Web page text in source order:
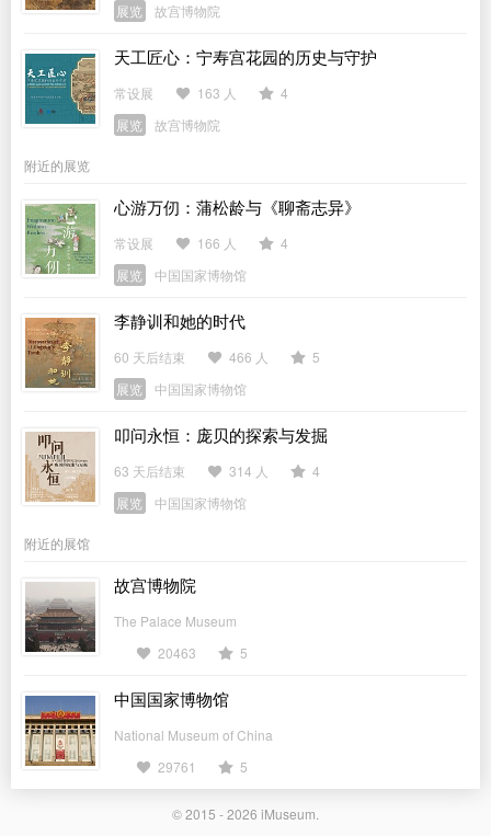
展览
故宫博物院
天工匠心：宁寿宫花园的历史与守护
常设展 163 人
4
展览
故宫博物院
附近的展览
心游万仞：蒲松龄与《聊斋志异》
常设展 166 人
4
展览
中国国家博物馆
李静训和她的时代
60 天后结束 466 人
5
展览
中国国家博物馆
叩问永恒：庞贝的探索与发掘
63 天后结束 314 人
4
展览
中国国家博物馆
附近的展馆
故宫博物院
The Palace Museum
20463
5
中国国家博物馆
National Museum of China
29761
5
© 2015 - 2026 iMuseum